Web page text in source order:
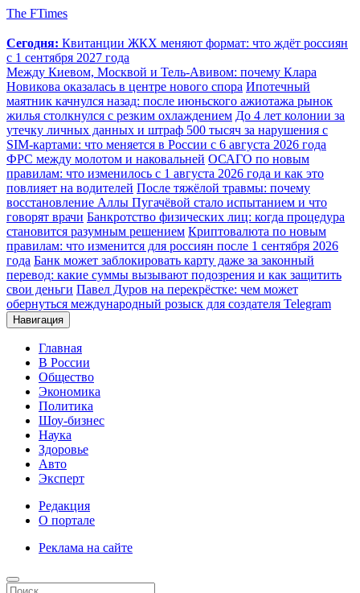
The FTimes
Сегодня: Квитанции ЖКХ меняют формат: что ждёт россиян
с 1 сентября 2027 года
Между Киевом, Москвой и Тель-Авивом: почему Клара
Новикова оказалась в центре нового спора Ипотечный
маятник качнулся назад: после июньского ажиотажа рынок
жилья столкнулся с резким охлаждением До 4 лет колонии за
утечку личных данных и штраф 500 тысяч за нарушения с
SIM-картами: что меняется в России с 6 августа 2026 года
ФРС между молотом и наковальней ОСАГО по новым
правилам: что изменилось с 1 августа 2026 года и как это
повлияет на водителей После тяжёлой травмы: почему
восстановление Аллы Пугачёвой стало испытанием и что
говорят врачи Банкротство физических лиц: когда процедура
становится разумным решением Криптовалюта по новым
правилам: что изменится для россиян после 1 сентября 2026
года Банк может заблокировать карту даже за законный
перевод: какие суммы вызывают подозрения и как защитить
свои деньги Павел Дуров на перекрёстке: чем может
обернуться международный розыск для создателя Telegram
Навигация
Главная
В России
Общество
Экономика
Политика
Шоу-бизнес
Наука
Здоровье
Авто
Эксперт
Редакция
О портале
Реклама на сайте